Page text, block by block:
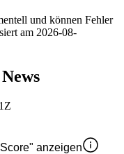
und können Fehler
am 2026-08-
anzeigen